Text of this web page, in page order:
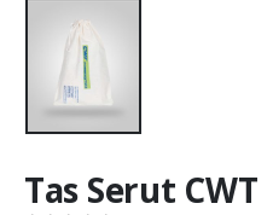
Tas Serut CWT